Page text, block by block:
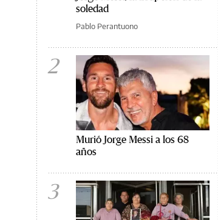
soledad
Pablo Perantuono
2
Murió Jorge Messi a los 68
años
3